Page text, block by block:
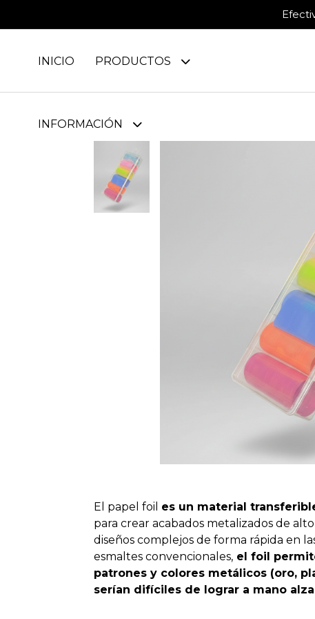
INICIO PRODUCTOS
INFORMACIÓN
El papel foil es un material
para crear acabados metalizados de
diseños complejos de forma rápida en
esmaltes convencionales,el foil
patrones y colores metálicos (oro,
serían difíciles de lograr a mano